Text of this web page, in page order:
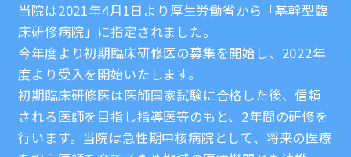
当院は2021年4月1日より厚生労働省から「基幹型臨
床研修病院」に指定されました。
今年度より初期臨床研修医の募集を開始し、2022年
度より受入を開始いたします。
初期臨床研修医は医師国家試験に合格した後、信頼
される医師を目指し指導医等のもと、2年間の研修を
行います。当院は急性期中核病院として、将来の医療